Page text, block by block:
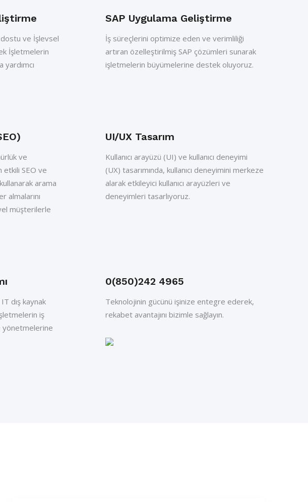
dostu ve İşlevsel
İşletmelerin
yardımcı
SAP Uygulama Geliştirme
İş süreçlerini optimize eden ve verimliliği
artıran özelleştirilmiş SAP çözümleri sunarak
işletmelerin büyümelerine destek oluyoruz.
ve
etkili SEO ve
arama
almalarını
müşterilerle
UI/UX Tasarım
Kullanıcı arayüzü (UI) ve kullanıcı deneyimi
(UX) tasarımında, kullanıcı deneyimini merkeze
alarak etkileyici kullanıcı arayüzleri ve
deneyimleri tasarlıyoruz.
dış kaynak
iş
yönetmelerine
0(850)242 4965
Teknolojinin gücünü işinize entegre ederek,
rekabet avantajını bizimle sağlayın.